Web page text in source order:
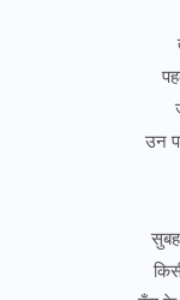
उन